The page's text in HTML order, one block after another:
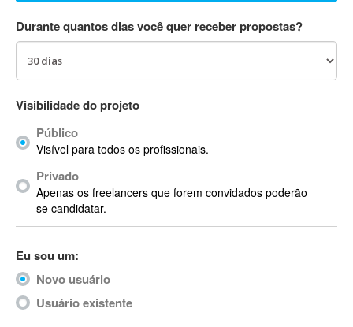
AC3
ACID Pro
ACPI
Acrobat
Acrobat X
Acronis
ACT
Actimize
ActionScript
ActionScript 3
Durante quantos dias você quer receber propostas?
Visibilidade do projeto
Público
Visível para todos os profissionais.
Privado
Apenas os freelancers que forem convidados poderão
se candidatar.
Eu sou um:
Novo usuário
Usuário existente